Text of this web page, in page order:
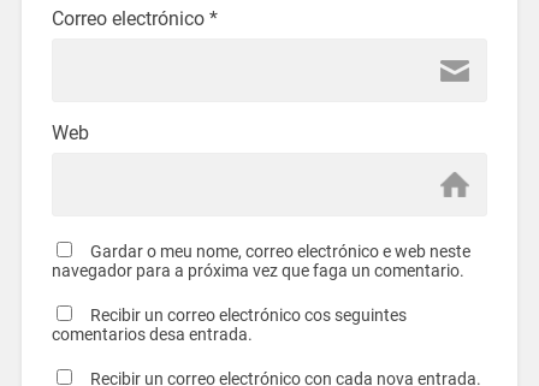
Correo electrónico *
Web
Gardar o meu nome, correo electrónico e web neste
navegador para a próxima vez que faga un comentario.
Recibir un correo electrónico cos seguintes
comentarios desa entrada.
Recibir un correo electrónico con cada nova entrada.